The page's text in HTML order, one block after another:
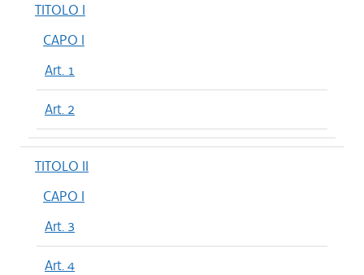
TITOLO I
CAPO I
Art. 1
Art. 2
TITOLO II
CAPO I
Art. 3
Art. 4